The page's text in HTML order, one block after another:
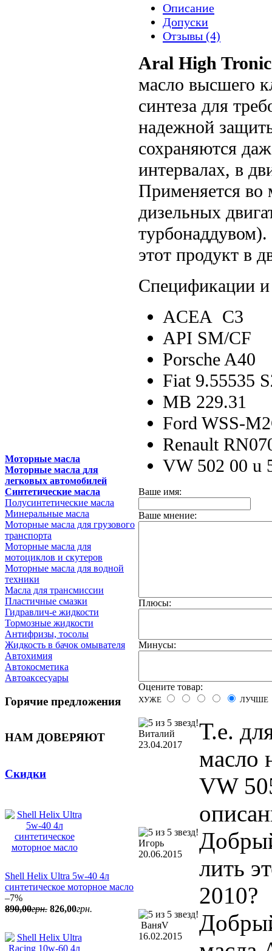
Моторные масла
Моторные масла для
легковых автомобилей
Синтетические масла
Полусинтетические масла
Минеральные масла
Моторные масла для грузового
транспорта
Моторные масла для
мотоциклов и скутеров
Моторные масла для водной
техники
Масла для трансмиссии
Пластичные смазки
Гидравлич-е жидкости
Тормозные жидкости
Антифризы, тосолы
Жидкость в бачок омывателя
Автохимия
Автокосметика
Автоаксесуары
Горячие предложения
НАМ ДОВЕРЯЮТ
Скидки
Shell Helix Ultra 5w-40 4л
синтетическое моторное масло
–7%
890,00грн. 826,00грн.
Описание
Допуски
Отзывы (4)
Aral High
масло высшего
синтеза для
надежной
сохраняются
интервалах, в
Применяется во
дизельных
этот продукт в
Спецификации
ACEA C3
API SM/CF
Porsche A40
Fiat 9.55535
MB 229.31
Ford WSS-
Renault
VW 502 00 u
Ваше имя:
Ваше мнение:
Плюсы:
Минусы:
Оцените товар:
ХУЖЕ ЛУЧШЕ
Виталий
23.04.2017
Т.е.
масло
VW
Игорь
20.06.2015
лить
2010?
ВаняV
16.02.2015